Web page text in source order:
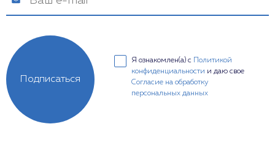
Я ознакомлен(а) с
Политикой
конфиденциальности и даю свое
Согласие на обработку
персональных данных
Подписаться